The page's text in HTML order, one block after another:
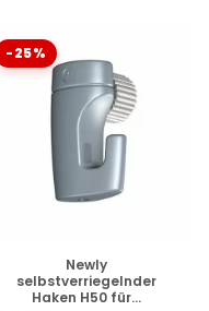
-25%
VERFÜGBAR
Newly
selbstverriegelnder
Haken H50 für...